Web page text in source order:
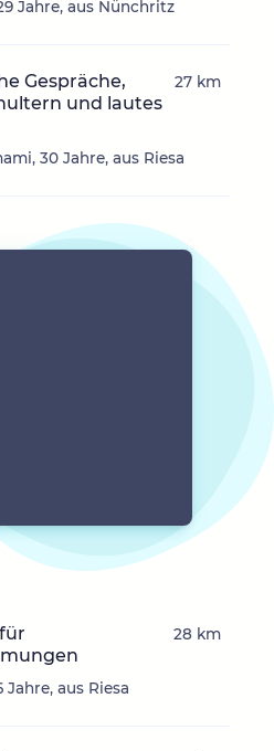
Jahre, aus Nünchritz
Gespräche,
und lautes
30 Jahre, aus Riesa
27 km
Jahre, aus Riesa
28 km